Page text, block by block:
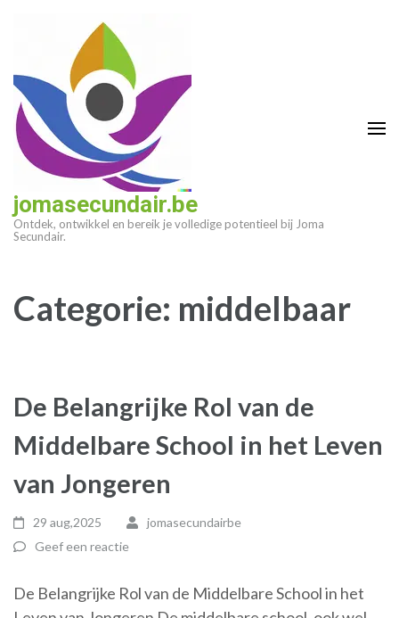
(druk
enter)
jomasecundair.be
Ontdek, ontwikkel en bereik je volledige potentieel bij Joma
Secundair.
Categorie: middelbaar
De Belangrijke Rol van de
Middelbare School in het Leven
van Jongeren
29 aug,2025
jomasecundairbe
Geef een reactie
De Belangrijke Rol van de Middelbare School in het